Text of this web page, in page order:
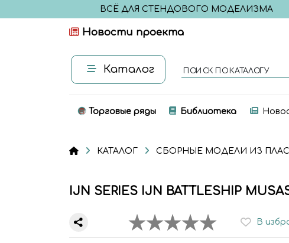
ВСЁ ДЛЯ СТЕНДОВОГО МОДЕЛИЗМА
Новости проекта
Каталог ПОИСК ПО КАТАЛОГУ
Торговые ряды Библиотека
КАТАЛОГ СБОРНЫЕ МОДЕЛИ ИЗ
IJN SERIES IJN BATTLESHIP
В